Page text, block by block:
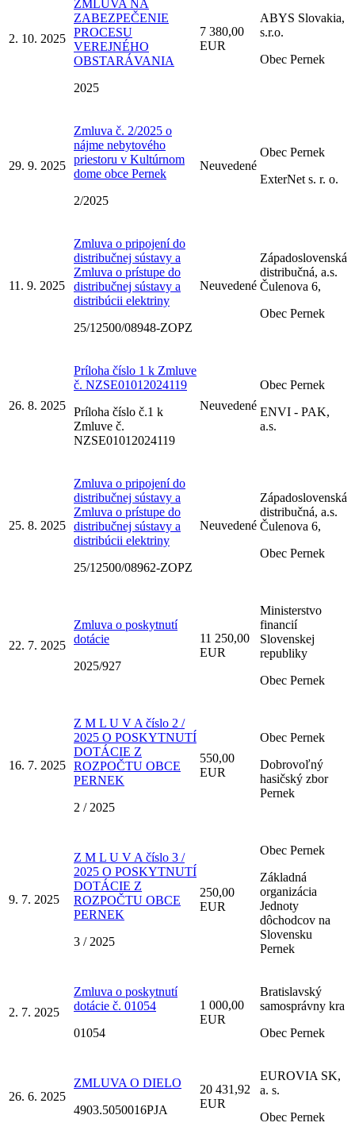
2. 10. 2025
ZMLUVA NA
ZABEZPEČENIE
PROCESU
VEREJNÉHO
OBSTARÁVANIA
2025
7 380,00
EUR
ABYS Slovakia,
s.r.o.
Obec Pernek
29. 9. 2025
Zmluva č. 2/2025 o
nájme nebytového
priestoru v Kultúrnom
dome obce Pernek
2/2025
Neuvedené
Obec Pernek
ExterNet s. r. o.
11. 9. 2025
Zmluva o pripojení do
distribučnej sústavy a
Zmluva o prístupe do
distribučnej sústavy a
distribúcii elektriny
25/12500/08948-ZOPZ
Neuvedené
Západoslovenská
distribučná, a.s.
Čulenova 6,
Obec Pernek
26. 8. 2025
Príloha číslo 1 k Zmluve
č. NZSE01012024119
Príloha číslo č.1 k
Zmluve č.
NZSE01012024119
Neuvedené
Obec Pernek
ENVI - PAK,
a.s.
25. 8. 2025
Zmluva o pripojení do
distribučnej sústavy a
Zmluva o prístupe do
distribučnej sústavy a
distribúcii elektriny
25/12500/08962-ZOPZ
Neuvedené
Západoslovenská
distribučná, a.s.
Čulenova 6,
Obec Pernek
22. 7. 2025
Zmluva o poskytnutí
dotácie
2025/927
11 250,00
EUR
Ministerstvo
financií
Slovenskej
republiky
Obec Pernek
16. 7. 2025
Z M L U V A číslo 2 /
2025 O POSKYTNUTÍ
DOTÁCIE Z
ROZPOČTU OBCE
PERNEK
2 / 2025
550,00
EUR
Obec Pernek
Dobrovoľný
hasičský zbor
Pernek
9. 7. 2025
Z M L U V A číslo 3 /
2025 O POSKYTNUTÍ
DOTÁCIE Z
ROZPOČTU OBCE
PERNEK
3 / 2025
250,00
EUR
Obec Pernek
Základná
organizácia
Jednoty
dôchodcov na
Slovensku
Pernek
2. 7. 2025
Zmluva o poskytnutí
dotácie č. 01054
01054
1 000,00
EUR
Bratislavský
samosprávny kra
Obec Pernek
26. 6. 2025
ZMLUVA O DIELO
4903.5050016PJA
20 431,92
EUR
EUROVIA SK,
a. s.
Obec Pernek